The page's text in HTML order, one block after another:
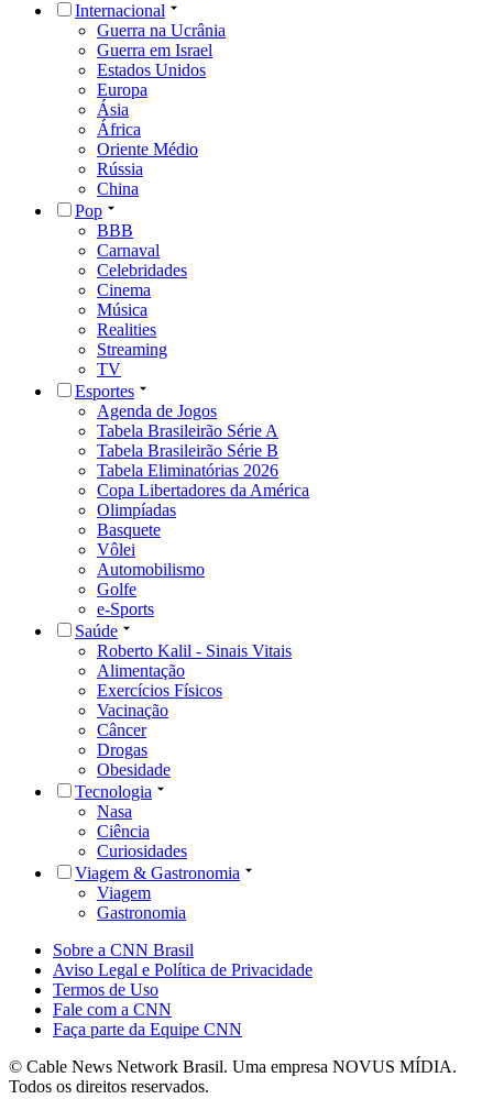
Internacional
Guerra na Ucrânia
Guerra em Israel
Estados Unidos
Europa
Ásia
África
Oriente Médio
Rússia
China
Pop
BBB
Carnaval
Celebridades
Cinema
Música
Realities
Streaming
TV
Esportes
Agenda de Jogos
Tabela Brasileirão Série A
Tabela Brasileirão Série B
Tabela Eliminatórias 2026
Copa Libertadores da América
Olimpíadas
Basquete
Vôlei
Automobilismo
Golfe
e-Sports
Saúde
Roberto Kalil - Sinais Vitais
Alimentação
Exercícios Físicos
Vacinação
Câncer
Drogas
Obesidade
Tecnologia
Nasa
Ciência
Curiosidades
Viagem & Gastronomia
Viagem
Gastronomia
Sobre a CNN Brasil
Aviso Legal e Política de Privacidade
Termos de Uso
Fale com a CNN
Faça parte da Equipe CNN
© Cable News Network Brasil. Uma empresa NOVUS MÍDIA.
Todos os direitos reservados.